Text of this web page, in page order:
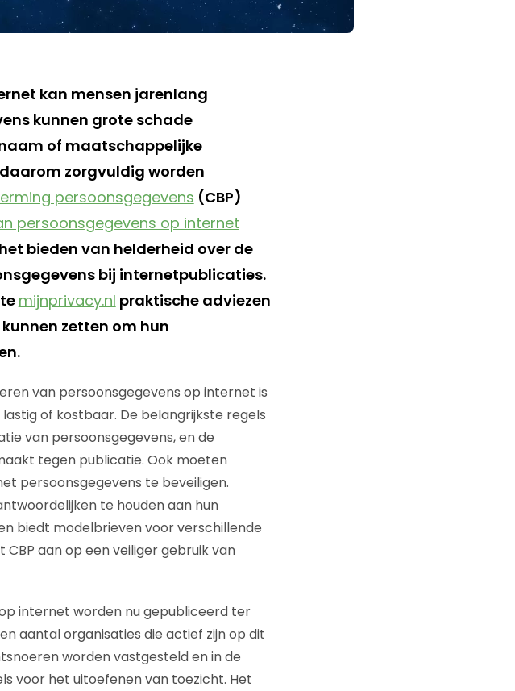
kan mensen jarenlang
kunnen grote schade
of maatschappelijke
zorgvuldig worden
persoonsgegevens (CBP)
persoonsgegevens op internet
bieden van helderheid over de
bij internetpublicaties.
mijnprivacy.nl praktische adviezen
zetten om hun
van persoonsgegevens op internet is
of kostbaar. De belangrijkste regels
van persoonsgegevens, en de
tegen publicatie. Ook moeten
persoonsgegevens te beveiligen.
te houden aan hun
biedt modelbrieven voor verschillende
aan op een veiliger gebruik van
internet worden nu gepubliceerd ter
aantal organisaties die actief zijn op dit
worden vastgesteld en in de
voor het uitoefenen van toezicht. Het